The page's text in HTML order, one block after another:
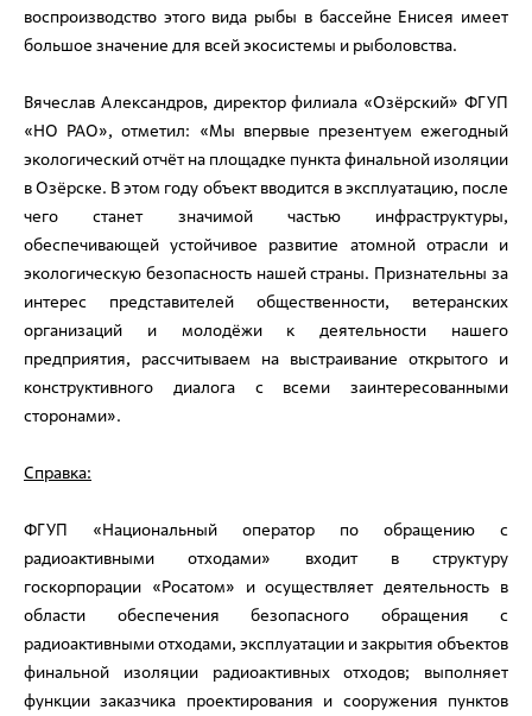
воспроизводство этого вида рыбы в бассейне Енисея имеет
большое значение для всей экосистемы и рыболовства.
Вячеслав Александров, директор филиала «Озёрский» ФГУП
«НО РАО», отметил: «Мы впервые презентуем ежегодный
экологический отчёт на площадке пункта финальной изоляции
в Озёрске. В этом году объект вводится в эксплуатацию, после
чего станет значимой частью инфраструктуры,
обеспечивающей устойчивое развитие атомной отрасли и
экологическую безопасность нашей страны. Признательны за
интерес представителей общественности, ветеранских
организаций и молодёжи к деятельности нашего
предприятия, рассчитываем на выстраивание открытого и
конструктивного диалога с всеми заинтересованными
сторонами».
Справка:
ФГУП «Национальный оператор по обращению с
радиоактивными отходами» входит в структуру
госкорпорации «Росатом» и осуществляет деятельность в
области обеспечения безопасного обращения с
радиоактивными отходами, эксплуатации и закрытия объектов
финальной изоляции радиоактивных отходов; выполняет
функции заказчика проектирования и сооружения пунктов